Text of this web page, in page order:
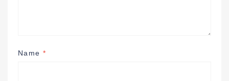
Name *